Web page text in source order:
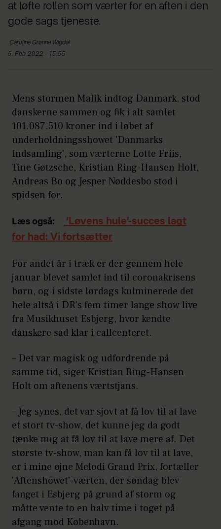
at løfte rollen som værter for en aften i den
gode sags tjeneste.
Caroline Grønne Wigdal
5. Feb 2022 - 15:55
Mens stormen Malik indtog Danmark, stod
danskerne sammen og fik i alt samlet
101.087.510 kroner ind i løbet af
underholdningsshowet 'Danmarks
Indsamling', som værterne Lotte Friis,
Tine Gøtzsche, Kristian Ring-Hansen Holt,
Andreas Bo og Jesper Nøddesbo stod i
spidsen for.
Læs også:
‘Løvens hule’-succes lagt
for had: Vi fortsætter
For andet år i træk er der gennem hele
januar blevet samlet ind til coronakrisens
børn, og i sidste lørdags kulminerede det
hele altså i DR's fem timer lange show live
fra Musikhuset Esbjerg, hvor kendte
danskere sad klar i callcenteret.
– Det var magisk og udfordrende på
samme tid, siger Kristian Ring-Hansen
Holt om aftenens værtstjans.
– Jeg synes, det var sjovt at få lov til at lave
et stort tv-show, det kunne jeg da godt
tænke mig at få lov til at lave mere af. Det
største tv-show, man kan få lov til at lave,
er i mine øjne Melodi Grand Prix, fortæller
'Aftenshowet'-værten, der søndag blev
fanget i Esbjerg på grund af storm og
måtte vente to en halv time i toget på
afgang mod København.